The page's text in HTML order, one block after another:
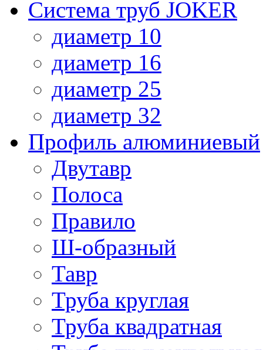
Система труб JOKER
диаметр 10
диаметр 16
диаметр 25
диаметр 32
Профиль алюминиевый
Двутавр
Полоса
Правило
Ш-образный
Тавр
Труба круглая
Труба квадратная